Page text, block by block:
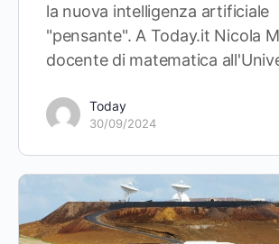
la nuova intelligenza artificiale
"pensante". A Today.it Nicola
docente di matematica
Today
30/09/2024